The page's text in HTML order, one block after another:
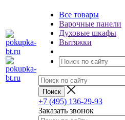
Все товары
Варочные панели
Духовые шкафы
Вытяжки
+7 (495) 136-29-93
Заказать звонок